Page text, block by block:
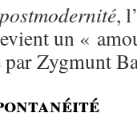
postmodernité,
un «
par Zygmunt